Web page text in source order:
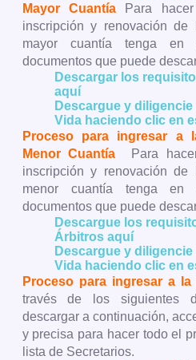
Mayor CuantíaPara hacer
inscripción y renovación
mayor cuantía tenga en
documentos que puede
Descargar los
aquí
Descargue y
Vida haciendo clic en
Proceso para ingresar a
Menor Cuantía
Para
inscripción y renovación
menor cuantía tenga en
documentos que puede
Descargue los
Árbitros aquí
Descargue y
Vida haciendo clic en
Proceso para ingresar a
través de los siguientes
descargar a continuación,
y precisa para hacer todo el
lista de Secretarios.